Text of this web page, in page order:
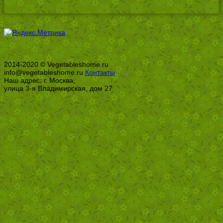
2014-2020 © Vegetableshome.ru
info@vegetableshome.ruКонтакты
Наш адрес: г. Москва,
улица 3-я Владимирская, дом 27